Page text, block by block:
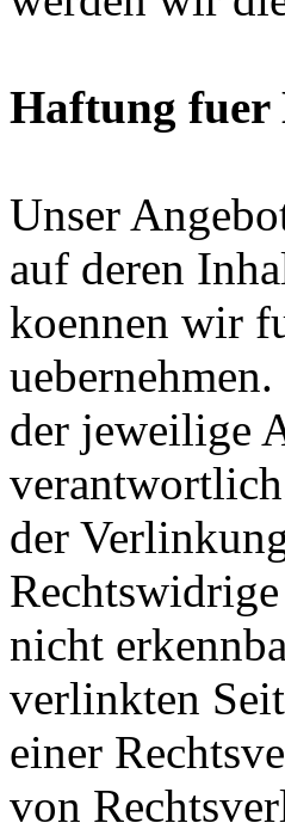
Haftung fuer
Unser
auf deren
koennen wir
der jeweilige
der
nicht
verlinkten
einer
von